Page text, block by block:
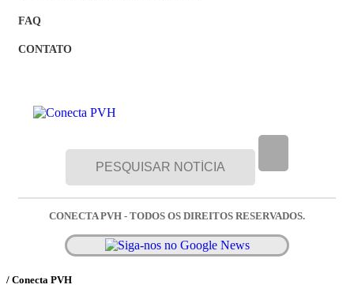
FAQ
CONTATO
CONECTA PVH - TODOS OS DIREITOS RESERVADOS.
/ Conecta PVH